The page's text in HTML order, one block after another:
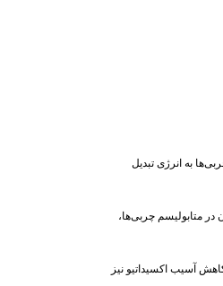
به انرژی تبدیل
در متابولیسم چربی‌ها،
آسیب اکسیداتیو نیز